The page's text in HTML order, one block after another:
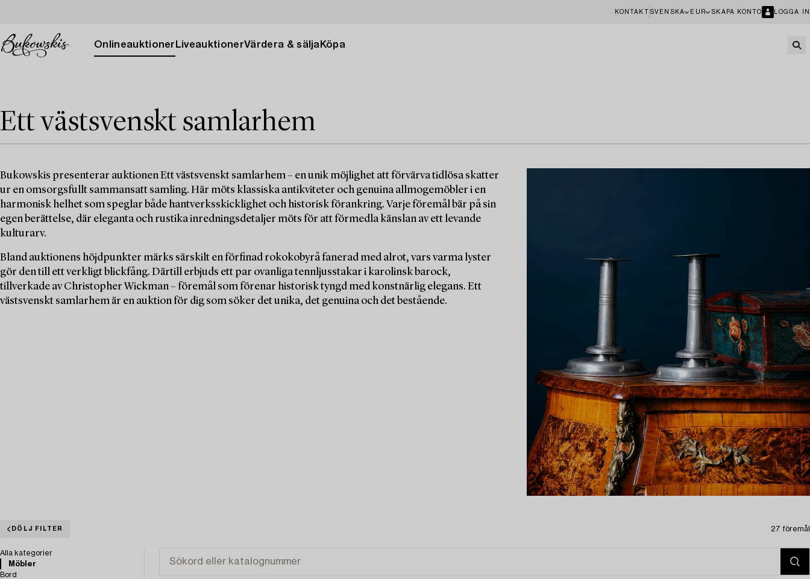
KONTAKT SVENSKA EUR SKAPA KONTO LOGGA IN
Onlineauktioner LiveauktionerVärdera & sälja Köpa
Ett västsvenskt samlarhem
Bukowskis presenterar auktionen Ett västsvenskt samlarhem – en unik möjlighet att förvärva tidlösa skatter
ur en omsorgsfullt sammansatt samling. Här möts klassiska antikviteter och genuina allmogemöbler i en
harmonisk helhet som speglar både hantverksskicklighet och historisk förankring. Varje föremål bär på sin
egen berättelse, där eleganta och rustika inredningsdetaljer möts för att förmedla känslan av ett levande
kulturarv.
Bland auktionens höjdpunkter märks särskilt en förfinad rokokobyrå fanerad med alrot, vars varma lyster
gör den till ett verkligt blickfång. Därtill erbjuds ett par ovanliga tennljusstakar i karolinsk barock,
tillverkade av Christopher Wickman – föremål som förenar historisk tyngd med konstnärlig elegans. Ett
västsvenskt samlarhem är en auktion för dig som söker det unika, det genuina och det bestående.
DÖLJ FILTER 27 föremål
Alla kategorier
Möbler
Bord